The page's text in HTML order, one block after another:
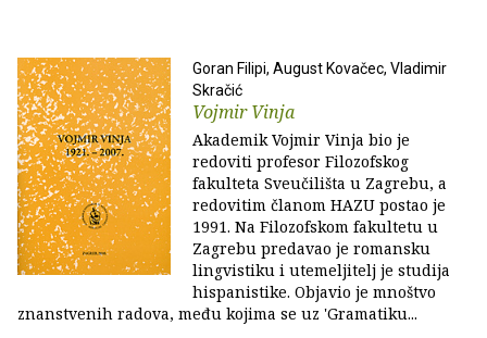
Goran Filipi, August Kovačec, Vladimir
Skračić
Vojmir Vinja
Akademik Vojmir Vinja bio je
redoviti profesor Filozofskog
fakulteta Sveučilišta u Zagrebu, a
redovitim članom HAZU postao je
1991. Na Filozofskom fakultetu u
Zagrebu predavao je romansku
lingvistiku i utemeljitelj je studija
hispanistike. Objavio je mnoštvo
znanstvenih radova, među kojima se uz 'Gramatiku...